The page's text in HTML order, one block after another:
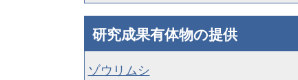
研究成果有体物の提供
ゾウリムシ